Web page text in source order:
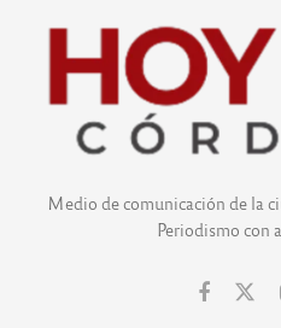
Medio de comunicación de la
Periodismo con